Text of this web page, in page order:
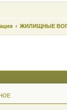
ЖИЛИЩНЫЕ